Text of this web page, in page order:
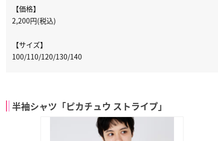
【価格】
2,200円(税込)
【サイズ】
100/110/120/130/140
半袖シャツ「ピカチュウ ストライプ」